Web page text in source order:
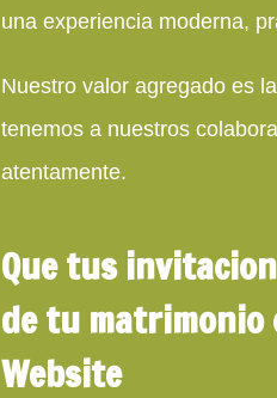
una experiencia moderna,
Nuestro valor agregado es
tenemos a nuestros
atentamente.
Que tus
de tu matrimonio
Website